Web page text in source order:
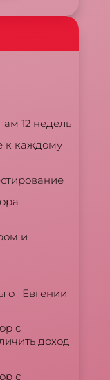
12 недель
к каждому
и
от Евгении
с
доход
с